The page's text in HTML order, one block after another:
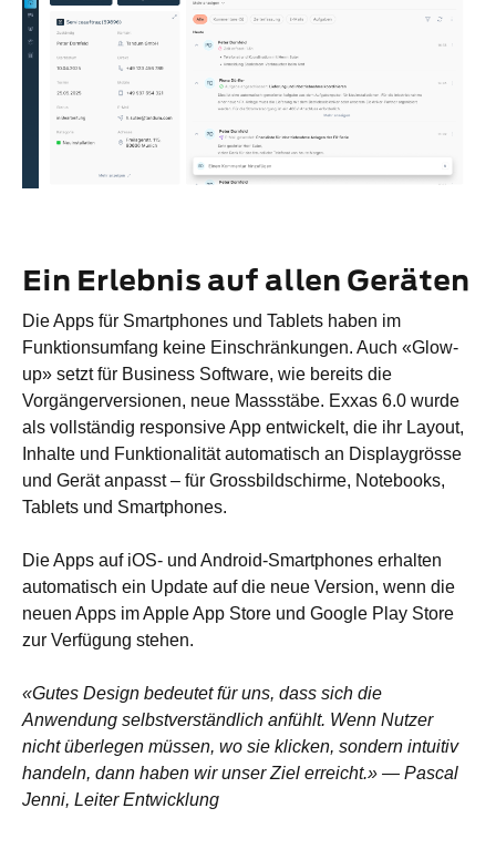
Ein Erlebnis auf allen Geräten
Die Apps für Smartphones und Tablets haben im
Funktionsumfang keine Einschränkungen. Auch «Glow-
up» setzt für Business Software, wie bereits die
Vorgängerversionen, neue Massstäbe. Exxas 6.0 wurde
als vollständig responsive App entwickelt, die ihr Layout,
Inhalte und Funktionalität automatisch an Displaygrösse
und Gerät anpasst – für Grossbildschirme, Notebooks,
Tablets und Smartphones.
Die Apps auf iOS- und Android-Smartphones erhalten
automatisch ein Update auf die neue Version, wenn die
neuen Apps im Apple App Store und Google Play Store
zur Verfügung stehen.
«Gutes Design bedeutet für uns, dass sich die
Anwendung selbstverständlich anfühlt. Wenn Nutzer
nicht überlegen müssen, wo sie klicken, sondern intuitiv
handeln, dann haben wir unser Ziel erreicht.» — Pascal
Jenni, Leiter Entwicklung